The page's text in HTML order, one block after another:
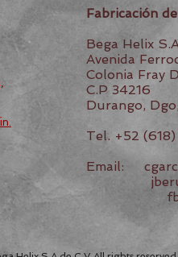
Fabricación
Bega Helix
Avenida
Colonia Fray
C.P 34216
Durango,
Tel. +52 (618)
Email: